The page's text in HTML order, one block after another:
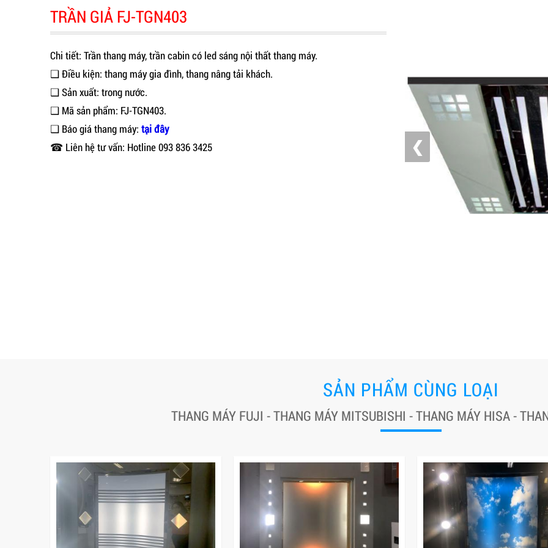
TRẦN GIẢ FJ-TGN403
Chi tiết: Trần thang máy, trần cabin có led sáng nội thất thang máy.
❑ Điều kiện: thang máy gia đình, thang nâng tải khách.
❑ Sản xuất: trong nước.
❑ Mã sản phẩm: FJ-TGN403.
❑ Báo giá thang máy: tại đây
☎ Liên hệ tư vấn: Hotline 093 836 3425
❮
SẢN PHẨM CÙNG LOẠI
THANG MÁY FUJI - THANG MÁY MITSUBISHI - THANG MÁY HISA -